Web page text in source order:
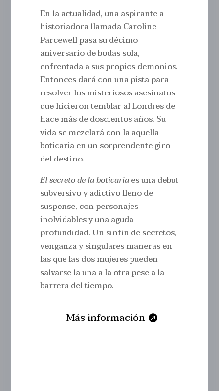
En la actualidad, una aspirante a
historiadora llamada Caroline
Parcewell pasa su décimo
aniversario de bodas sola,
enfrentada a sus propios demonios.
Entonces dará con una pista para
resolver los misteriosos asesinatos
que hicieron temblar al Londres de
hace más de doscientos años. Su
vida se mezclará con la aquella
boticaria en un sorprendente giro
del destino.
El secreto de la boticariaes una debut
subversivo y adictivo lleno de
suspense, con personajes
inolvidables y una aguda
profundidad. Un sinfín de secretos,
venganza y singulares maneras en
las que las dos mujeres pueden
salvarse la una a la otra pese a la
barrera del tiempo.
Más información